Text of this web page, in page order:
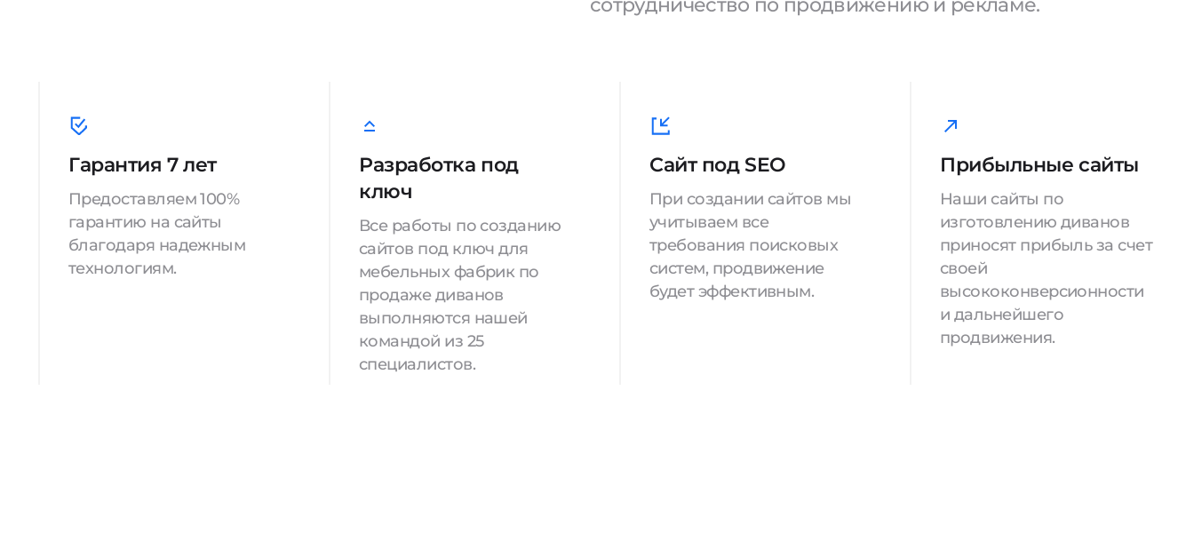
сотрудничество по продвижению и рекламе.
Гарантия 7 лет
Предоставляем 100%
гарантию на сайты
благодаря надежным
технологиям.
Разработка под
ключ
Все работы по созданию
сайтов под ключ для
мебельных фабрик по
продаже диванов
выполняются нашей
командой из 25
специалистов.
Сайт под SEO
При создании сайтов мы
учитываем все
требования поисковых
систем, продвижение
будет эффективным.
Прибыльные сайты
Наши сайты по
изготовлению диванов
приносят прибыль за счет
своей
высококонверсионности
и дальнейшего
продвижения.